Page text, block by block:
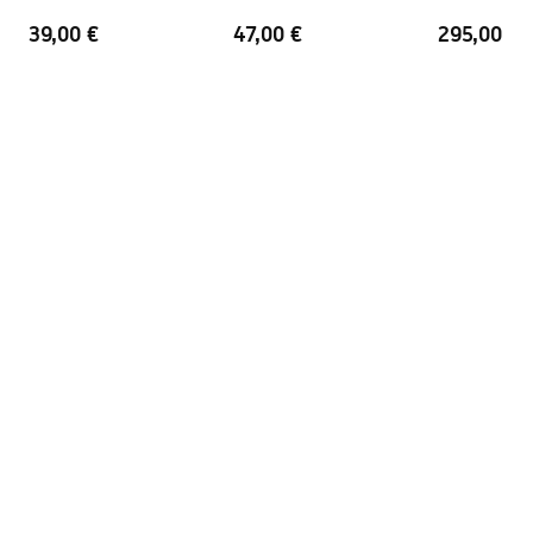
Afstand van
150
39,00 € 47,00 € 295,00 €